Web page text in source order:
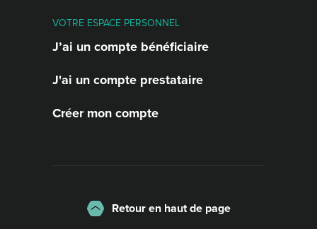
VOTRE ESPACE PERSONNEL
J’ai un compte bénéficiaire
J'ai un compte prestataire
Créer mon compte
Retour en haut de page